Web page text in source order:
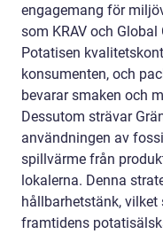
engagemang för
som KRAV och Global
Potatisen
konsumenten, och
bevarar smaken och
Dessutom strävar
användningen av
spillvärme från
lokalerna. Denna
hållbarhetstänk, vilket
framtidens